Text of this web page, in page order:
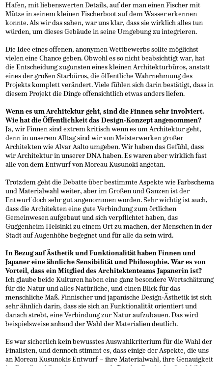
Hafen, mit liebenswerten Details, auf der man einen Fischer mit
Mütze in seinem kleinen Fischerboot auf dem Wasser erkennen
konnte. Als wir das sahen, war uns klar, dass sie wirklich alles tun
würden, um dieses Gebäude in seine Umgebung zu integrieren.
Die Idee eines offenen, anonymen Wettbewerbs sollte möglichst
vielen eine Chance geben. Obwohl es so nicht beabsichtigt war, hat
die Entscheidung zugunsten eines kleinen Architekturbüros, anstatt
eines der großen Starbüros, die öffentliche Wahrnehmung des
Projekts komplett verändert. Viele fühlen sich darin bestätigt, dass in
diesem Projekt die Dinge offensichtlich etwas anders liefen.
Wenn es um Architektur geht, sind die Finnen sehr involviert.
Wie hat die Öffentlichkeit das Design-Konzept angenommen?
Ja, wir Finnen sind extrem kritisch wenn es um Architektur geht,
denn in unserem Alltag sind wir von Meisterwerken großer
Architekten wie Alvar Aalto umgeben. Wir haben das Gefühl, dass
wir Architektur in unserer DNA haben. Es waren aber wirklich fast
alle von dem Entwurf von Moreau Kusunoki angetan.
Trotzdem geht die Debatte über bestimmte Aspekte wie Farbschema
und Materialwahl weiter, aber im Großen und Ganzen ist der
Entwurf doch sehr gut angenommen worden. Sehr wichtig ist auch,
dass die Architekten eine gute Verbindung zum örtlichen
Gemeinwesen aufgebaut und sich verpflichtet haben, das
Guggenheim Helsinki zu einem Ort zu machen, der Menschen in der
Stadt auf Augenhöhe begegnet und für alle da sein wird.
In Bezug auf Ästhetik und Funktionalität haben Finnen und
Japaner eine ähnliche Sensibilität und Philosophie. War es von
Vorteil, dass ein Mitglied des Architektenteams Japanerin ist?
Ich glaube beide Kulturen haben eine ganz besondere Wertschätzung
für die Natur und alles Natürliche, und einen Blick für das
menschliche Maß. Finnischer und japanische Design-Ästhetik ist sich
sehr ähnlich darin, dass sie sich an Funktionalität orientiert und
danach strebt, eine Verbindung zur Natur aufzubauen. Das wird
beispielsweise anhand der Wahl der Materialien deutlich.
Es war sicherlich kein bewusstes Auswahlkriterium für die Wahl der
Finalisten, und dennoch stimmt es, dass einige der Aspekte, die uns
an Moreau Kusunokis Entwurf – ihre Materialwahl, ihre Genauigkeit